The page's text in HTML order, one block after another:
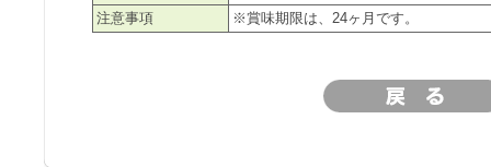
注意事項
※賞味期限は、24ヶ月です。